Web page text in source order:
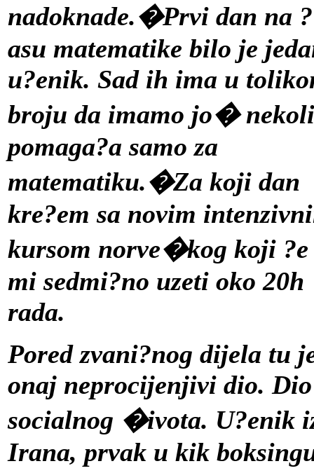
nadoknade.�Prvi dan na ?
asu matematike bilo je
u?enik. Sad ih ima u
broju da imamo jo�
pomaga?a samo za
matematiku.�Za koji dan
kre?em sa novim
kursom norve�kog koji ?e
mi sedmi?no uzeti oko 20h
rada.
Pored zvani?nog dijela tu
onaj neprocijenjivi dio. Dio
socialnog �ivota. U?enik
Irana, prvak u kik